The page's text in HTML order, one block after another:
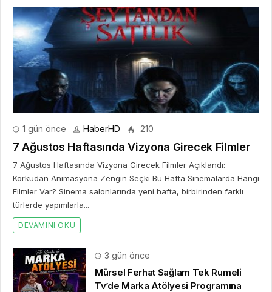
1 gün önce HaberHD 210
7 Ağustos Haftasında Vizyona Girecek Filmler
7 Ağustos Haftasında Vizyona Girecek Filmler Açıklandı:
Korkudan Animasyona Zengin Seçki Bu Hafta Sinemalarda Hangi
Filmler Var? Sinema salonlarında yeni hafta, birbirinden farklı
türlerde yapımlarla...
DEVAMINI OKU
3 gün önce
Mürsel Ferhat Sağlam Tek Rumeli
Tv’de Marka Atölyesi Programına